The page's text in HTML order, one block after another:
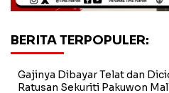
BERITA TERPOPULER:
Gajinya Dibayar Telat dan
Ratusan Sekuriti Pakuwon